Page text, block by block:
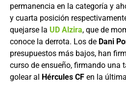
permanencia en la categoría y
y cuarta posición
quejarse la UD Alzira, que de
conoce la derrota. Los de Dani
presupuestos más bajos, han
curso de ensueño, firmando una
golear al Hércules CF en la